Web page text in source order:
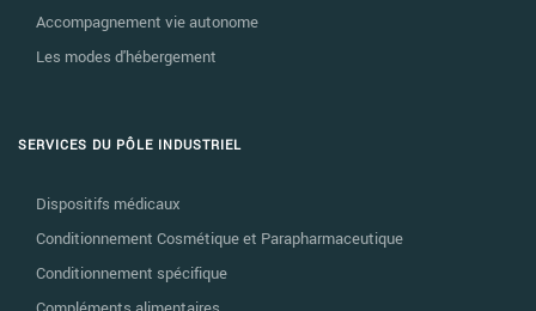
Accompagnement vie autonome
Les modes d'hébergement
SERVICES DU PÔLE INDUSTRIEL
Dispositifs médicaux
Conditionnement Cosmétique et Parapharmaceutique
Conditionnement spécifique